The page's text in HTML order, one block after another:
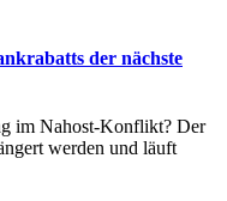
der nächste
im Nahost-Konflikt? Der
werden und läuft